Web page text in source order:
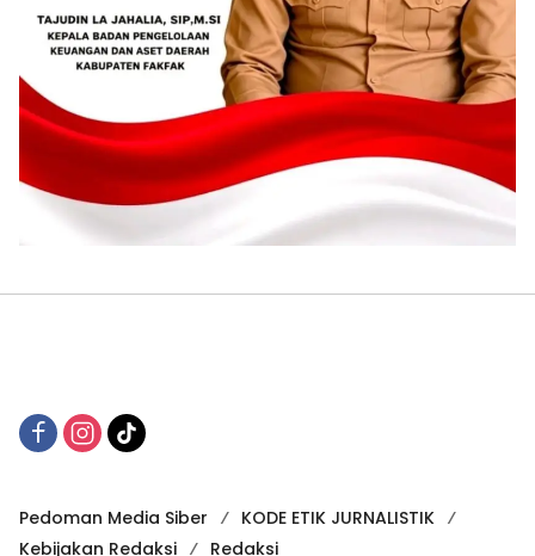
Pedoman Media Siber
KODE ETIK JURNALISTIK
Kebijakan Redaksi
Redaksi